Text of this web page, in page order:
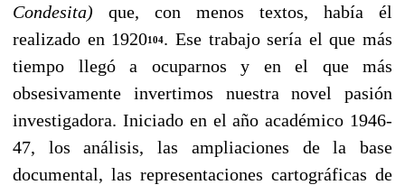
Condesita) que, con me­nos textos, había él
realizado en 1920104. Ese trabajo sería el que más
tiempo llegó a ocuparnos y en el que más
obsesivamente invertimos nuestra novel pasión
investigadora. Iniciado en el año académico 1946-
47, los análisis, las ampliaciones de la base
documental, las representaciones cartográficas de